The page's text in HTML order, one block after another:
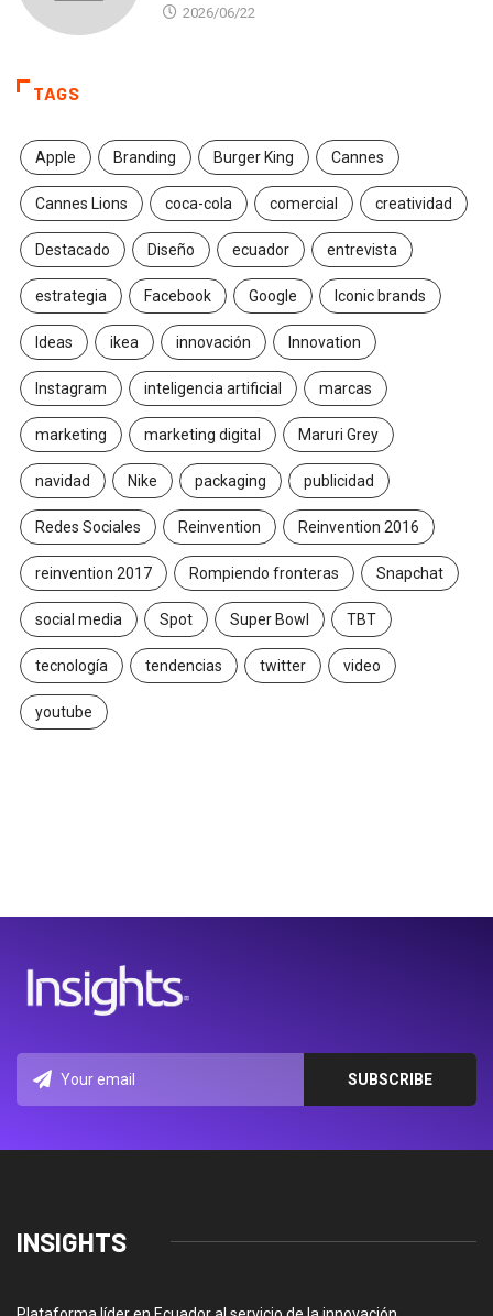
2026/06/22
TAGS
Apple Branding Burger King Cannes
Cannes Lions coca-cola comercial creatividad
Destacado Diseño ecuador entrevista
estrategia Facebook Google Iconic brands
Ideas ikea innovación Innovation
Instagram inteligencia artificial marcas
marketing marketing digital Maruri Grey
navidad Nike packaging publicidad
Redes Sociales Reinvention Reinvention 2016
reinvention 2017 Rompiendo fronteras Snapchat
social media Spot Super Bowl TBT
tecnología tendencias twitter video
youtube
INSIGHTS